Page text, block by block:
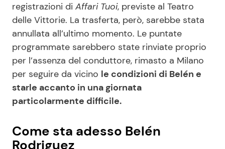
registrazioni di Affari Tuoi, previste al Teatro
delle Vittorie. La trasferta, però, sarebbe stata
annullata all’ultimo momento. Le puntate
programmate sarebbero state rinviate proprio
per l’assenza del conduttore, rimasto a Milano
per seguire da vicino le condizioni di Belén e
starle accanto in una giornata
particolarmente difficile.
Come sta adesso Belén
Rodriguez